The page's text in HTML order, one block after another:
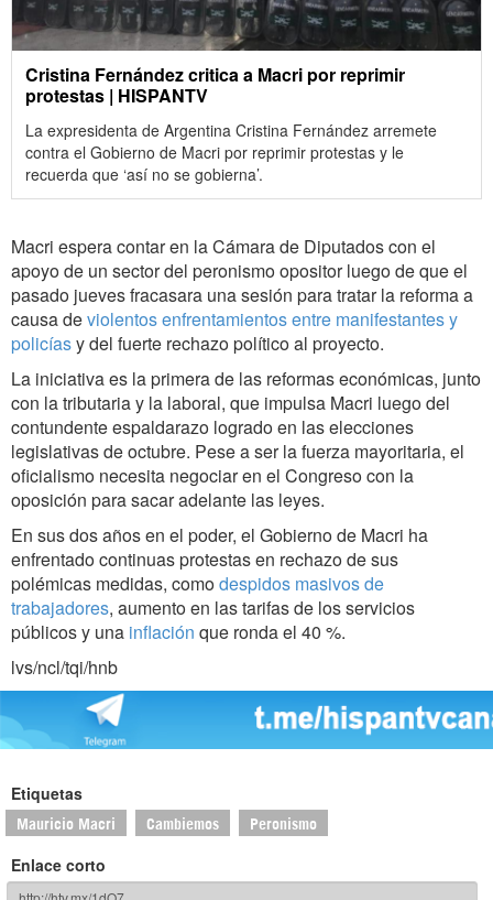
Cristina Fernández critica a Macri por reprimir
protestas | HISPANTV
La expresidenta de Argentina Cristina Fernández arremete
contra el Gobierno de Macri por reprimir protestas y le
recuerda que ‘así no se gobierna’.
Macri espera contar en la Cámara de Diputados con el
apoyo de un sector del peronismo opositor luego de que el
pasado jueves fracasara una sesión para tratar la reforma a
causa deviolentos enfrentamientos entre manifestantes y
policíasy del fuerte rechazo político al proyecto.
La iniciativa es la primera de las reformas económicas, junto
con la tributaria y la laboral, que impulsa Macri luego del
contundente espaldarazo logrado en las elecciones
legislativas de octubre. Pese a ser la fuerza mayoritaria, el
oficialismo necesita negociar en el Congreso con la
oposición para sacar adelante las leyes.
En sus dos años en el poder, el Gobierno de Macri ha
enfrentado continuas protestas en rechazo de sus
polémicas medidas, comodespidos masivos de
trabajadores, aumento en las tarifas de los servicios
públicos y una inflación que ronda el 40 %.
lvs/ncl/tqi/hnb
Etiquetas
Mauricio Macri Cambiemos Peronismo
Enlace corto